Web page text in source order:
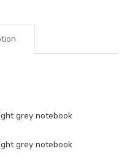
grey notebook
grey notebook